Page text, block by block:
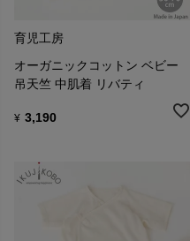
育児工房
オーガニックコットン ベビー
吊天竺 中肌着 リバティ
¥ 3,190